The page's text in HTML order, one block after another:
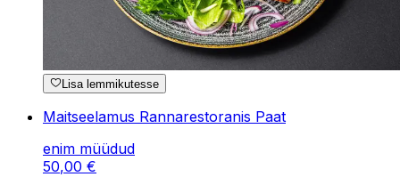
Lisa lemmikutesse
Maitseelamus Rannarestoranis Paat
enim müüdud
50,00 €